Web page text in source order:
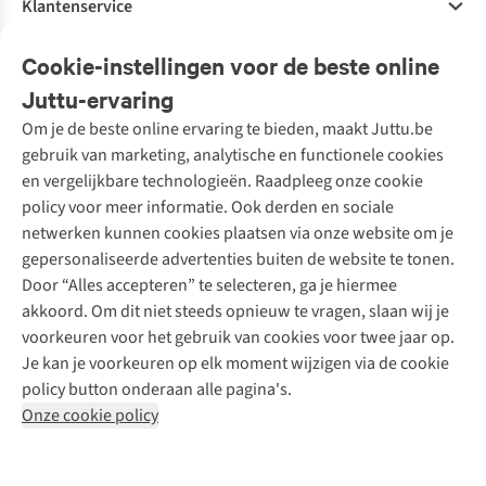
Cookie-instellingen voor de beste online
Juttu-ervaring
Om je de beste online ervaring te bieden, maakt Juttu.be
gebruik van marketing, analytische en functionele cookies
en vergelijkbare technologieën. Raadpleeg onze cookie
policy voor meer informatie. Ook derden en sociale
netwerken kunnen cookies plaatsen via onze website om je
gepersonaliseerde advertenties buiten de website te tonen.
Door “Alles accepteren” te selecteren, ga je hiermee
akkoord. Om dit niet steeds opnieuw te vragen, slaan wij je
voorkeuren voor het gebruik van cookies voor twee jaar op.
Je kan je voorkeuren op elk moment wijzigen via de cookie
policy button onderaan alle pagina's.
Onze cookie policy
Klantenservice
Bestellen
Betalen
10% studentenkorting
Klarna - achteraf betalen
Levering
Retourneren
Bestelling herroepen
Garantie
Contact
Onze diensten
Tweedehands - ReJUsed
Kledingatelier
Personal shopping
Textielbox
Events / workshops
Juttu
Over ons
Juttu Friends
Inspiratie
Werken bij Juttu
Onze winkels
De wereld van Juttu
Verantwoord ondernemen
Toegankelijkheidsverklaring
Merken
Nathalie Vleeschouwer
Selected dames
HKLiving
Dickies
Sessùn
Strom
O My Bag
Revolution
Meld je aan voor de nieuwsbrief
Follow us